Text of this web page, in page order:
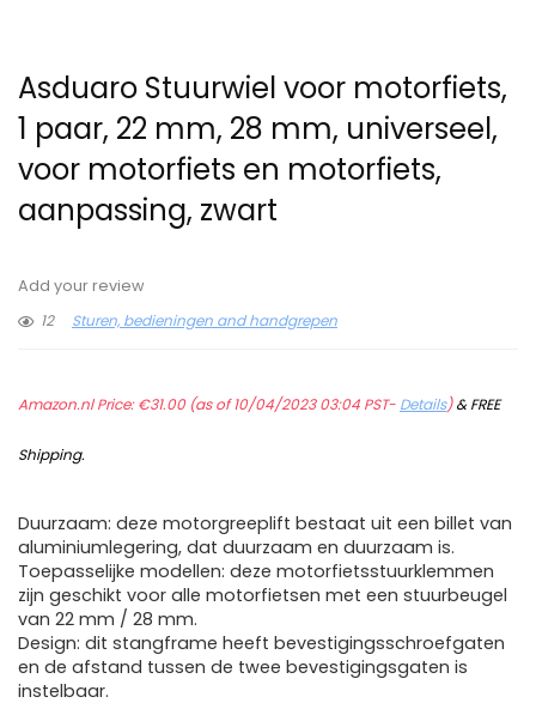
Asduaro Stuurwiel voor motorfiets,
1 paar, 22 mm, 28 mm, universeel,
voor motorfiets en motorfiets,
aanpassing, zwart
Add your review
12
Sturen, bedieningen and handgrepen
Amazon.nl Price:€31.00(as of 10/04/2023 03:04 PST- Details)&FREE
Shipping.
Duurzaam: deze motorgreeplift bestaat uit een billet van
aluminiumlegering, dat duurzaam en duurzaam is.
Toepasselijke modellen: deze motorfietsstuurklemmen
zijn geschikt voor alle motorfietsen met een stuurbeugel
van 22 mm / 28 mm.
Design: dit stangframe heeft bevestigingsschroefgaten
en de afstand tussen de twee bevestigingsgaten is
instelbaar.